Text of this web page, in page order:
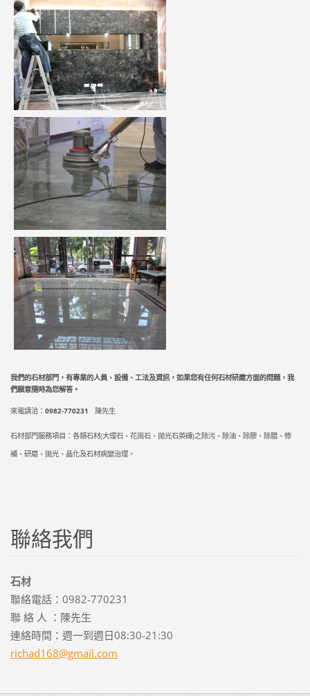
我們的石材部門，有專業的人員、 設備、工法及資訊，如果您有任何石材研磨方面的問題，我
們願意隨時為您解答。
來電請洽： 0982-770231 陳先生
石材部門服務項目：各類石材(大理石、花崗石、拋光石英磚)之除污、除油、除膠、除腊、修
補、研磨、拋光、晶化及石材病變治理。
聯絡我們
石材
聯絡電話：0982-770231
聯 絡 人 ：陳先生
連絡時間：週一到週日08:30-21:30
richad168@gmail.com